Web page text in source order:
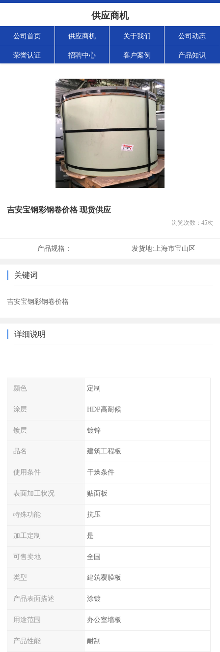
供应商机
公司首页 供应商机 关于我们 公司动态
荣誉认证 招聘中心 客户案例 产品知识
吉安宝钢彩钢卷价格 现货供应
浏览次数： 45次
产品规格： 发货地: 上海市宝山区
关键词
吉安宝钢彩钢卷价格
详细说明
颜色 定制
涂层 HDP高耐候
镀层 镀锌
品名 建筑工程板
使用条件 干燥条件
表面加工状况 贴面板
特殊功能 抗压
加工定制 是
可售卖地 全国
类型 建筑覆膜板
产品表面描述 涂镀
用途范围 办公室墙板
产品性能 耐刮